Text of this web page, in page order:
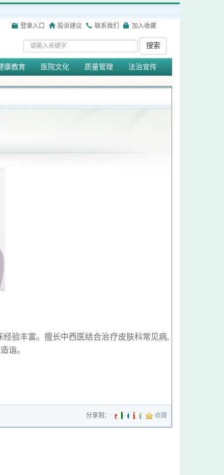
登录入口 投诉建议 联系我们 加入收藏
搜索
康教育 医院文化 质量管理 法治宣传
验丰富。擅长中西医结合治疗皮肤科常见病,
诣。
分享到： 收藏